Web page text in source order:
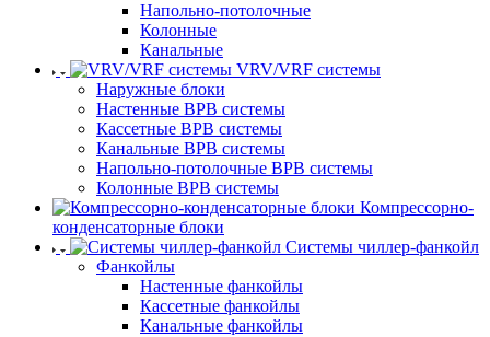
Напольно-потолочные
Колонные
Канальные
VRV/VRF системы
Наружные блоки
Настенные ВРВ системы
Кассетные ВРВ системы
Канальные ВРВ системы
Напольно-потолочные ВРВ системы
Колонные ВРВ системы
Компрессорно-
конденсаторные блоки
Системы чиллер-фанкойл
Фанкойлы
Настенные фанкойлы
Кассетные фанкойлы
Канальные фанкойлы